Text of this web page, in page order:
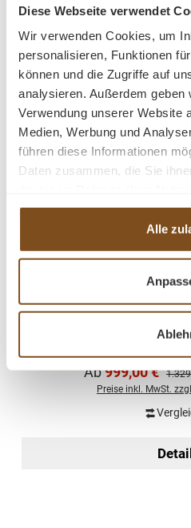
Diese Webseite verwendet
Wir verwenden Cookies, um
personalisieren, Funktionen
können und die Zugriffe auf
analysieren. Außerdem
Verwendung unserer Website
Medien, Werbung und
führen diese Informationen
Daten zusammen, die Sie
haben.
Alle
In den
Rabatt
-25%
Tipp
Garderobe Eiche mit
Verkaufspreis:
Ab999,00 €
Preise inkl. MwSt.